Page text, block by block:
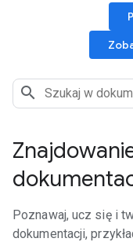
Poznawaj, ucz się i
dokumentacji,